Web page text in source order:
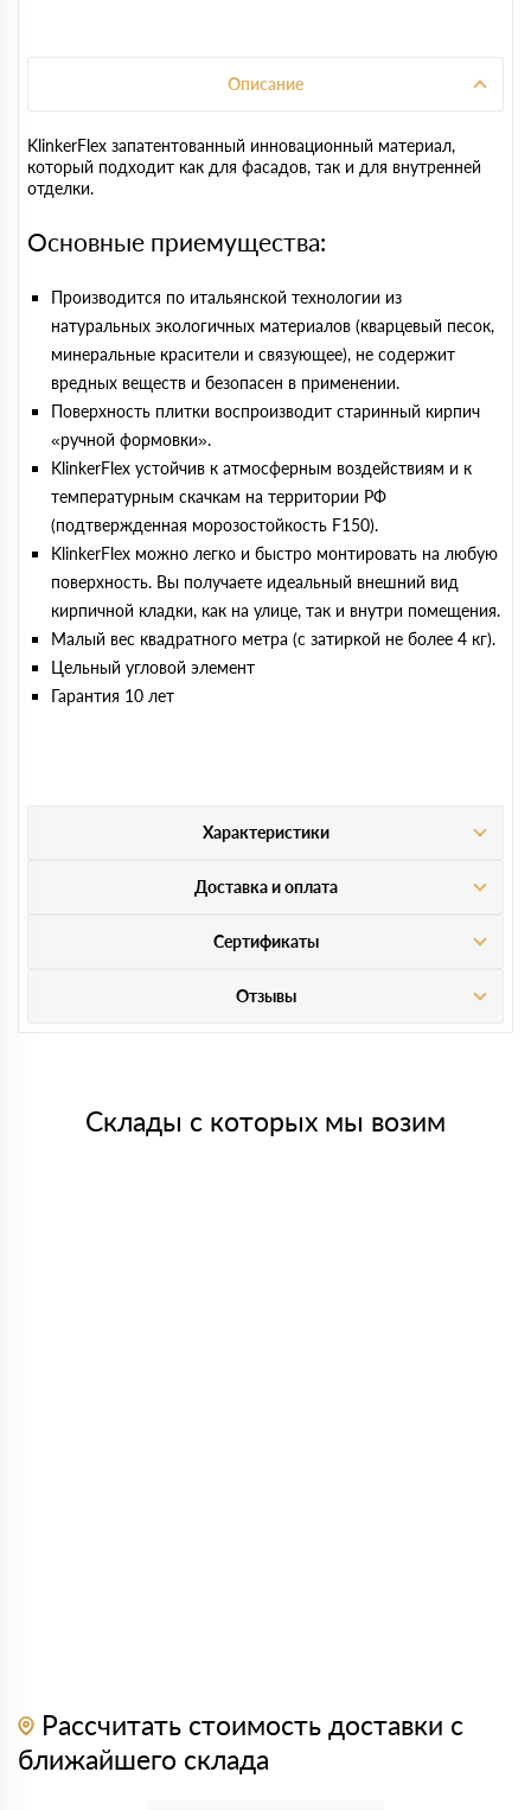
Описание
KlinkerFlex запатентованный инновационный материал,
который подходит как для фасадов, так и для внутренней
отделки.
Основные приемущества:
Производится по итальянской технологии из
натуральных экологичных материалов (кварцевый песок,
минеральные красители и связующее), не содержит
вредных веществ и безопасен в применении.
Поверхность плитки воспроизводит старинный кирпич
«ручной формовки».
KlinkerFlex устойчив к атмосферным воздействиям и к
температурным скачкам на территории РФ
(подтвержденная морозостойкость F150).
KlinkerFlex можно легко и быстро монтировать на любую
поверхность. Вы получаете идеальный внешний вид
кирпичной кладки, как на улице, так и внутри помещения.
Малый вес квадратного метра (с затиркой не более 4 кг).
Цельный угловой элемент
Гарантия 10 лет
Характеристики
Доставка и оплата
Сертификаты
Отзывы
Склады с которых мы возим
Рассчитать стоимость доставки с
ближайшего склада